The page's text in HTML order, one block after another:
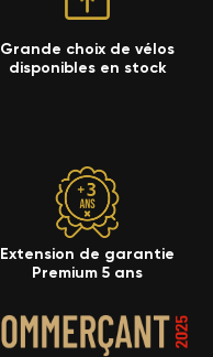
Grande choix de vélos
disponibles en stock
Extension de garantie
Premium 5 ans